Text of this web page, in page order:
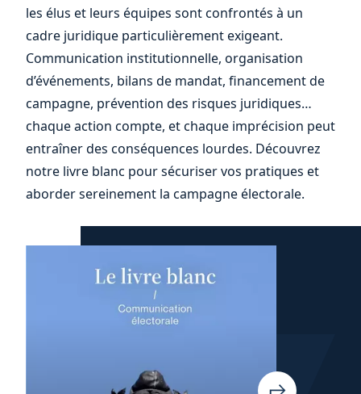
les élus et leurs équipes sont confrontés à un
cadre juridique particulièrement exigeant.
Communication institutionnelle, organisation
d’événements, bilans de mandat, financement de
campagne, prévention des risques juridiques…
chaque action compte, et chaque imprécision peut
entraîner des conséquences lourdes. Découvrez
notre livre blanc pour sécuriser vos pratiques et
aborder sereinement la campagne électorale.